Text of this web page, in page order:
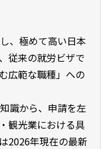
品製造業向
技能制度が
わかり
、極めて高い日本
従来の就労ビザで
広範な職種」への
識から、申請を左
観光業における具
2026年現在の最新